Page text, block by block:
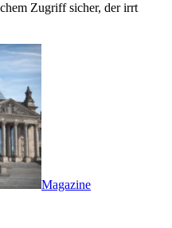
Zugriff sicher, der irrt
Magazine